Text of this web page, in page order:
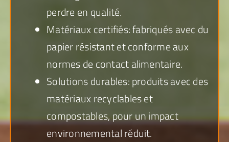
perdre en qualité.
Matériaux certifiés: fabriqués avec du
papier résistant et conforme aux
normes de contact alimentaire.
Solutions durables: produits avec des
matériaux recyclables et
compostables, pour un impact
environnemental réduit.